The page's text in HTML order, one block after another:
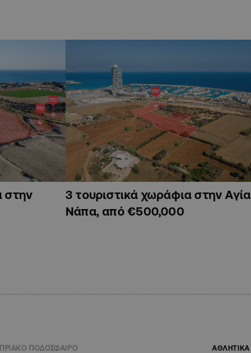
στην
3 τουριστικά χωράφια στην Αγία
Νάπα, από €500,000
ΠΟΔΟΣΦΑΙΡΟ ΑΘΛΗΤΙΚΑ